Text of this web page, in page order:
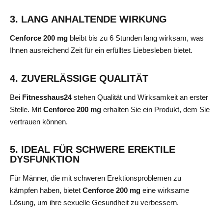
3. LANG ANHALTENDE WIRKUNG
Cenforce 200 mg bleibt bis zu 6 Stunden lang wirksam, was
Ihnen ausreichend Zeit für ein erfülltes Liebesleben bietet.
4. ZUVERLÄSSIGE QUALITÄT
Bei Fitnesshaus24stehen Qualität und Wirksamkeit an erster
Stelle. Mit Cenforce 200 mg erhalten Sie ein Produkt, dem Sie
vertrauen können.
5. IDEAL FÜR SCHWERE EREKTILE
DYSFUNKTION
Für Männer, die mit schweren Erektionsproblemen zu
kämpfen haben, bietet Cenforce 200 mg eine wirksame
Lösung, um ihre sexuelle Gesundheit zu verbessern.